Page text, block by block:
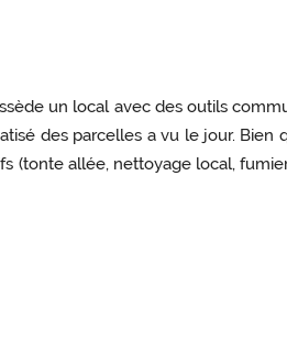
un local avec des outils
des parcelles a vu le jour. Bien
(tonte allée, nettoyage local,